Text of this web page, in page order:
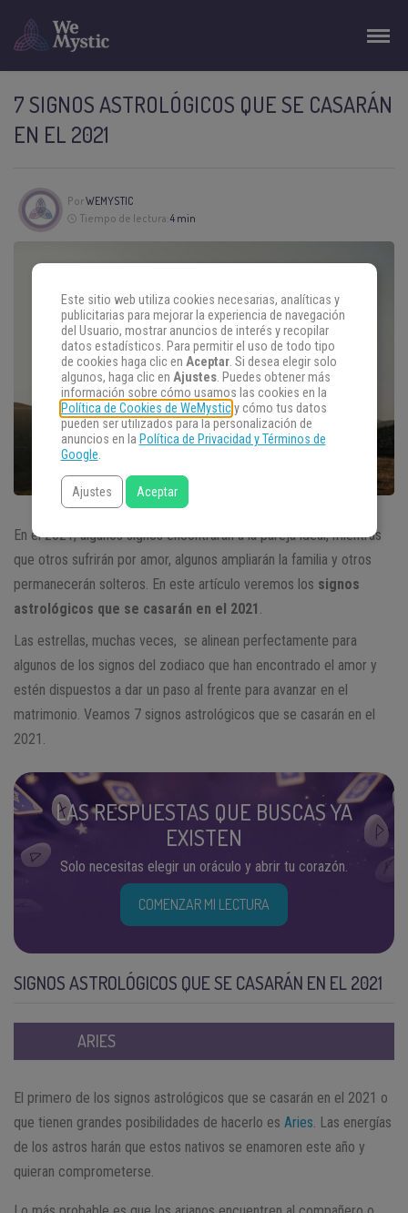
7 SIGNOS ASTROLÓGICOS QUE SE CASARÁN
EN EL 2021
PorWEMYSTIC
Tiempo de lectura:4 min
En el 2021, algunos signos encontrarán a la pareja ideal, mientras
que otros sufrirán por amor, algunos ampliarán la familia y otros
permanecerán solteros. En este artículo veremos los signos
astrológicos que se casarán en el 2021
Las estrellas, muchas veces, se alinean perfectamente para
algunos de los signos del zodiaco que han encontrado el amor y
estén dispuestos a dar un paso al frente para avanzar en el
matrimonio. Veamos 7 signos astrológicos que se casarán en el
2021.
LAS RESPUESTAS QUE BUSCAS YA
EXISTEN
Solo necesitas elegir un oráculo y abrir tu corazón.
COMENZAR MI LECTURA
SIGNOS ASTROLÓGICOS QUE SE CASARÁN EN EL 2021
ARIES
El primero de los signos astrológicos que se casarán en el 2021 o
que tienen grandes posibilidades de hacerlo es Aries . Las energías
de los astros harán que estos nativos se enamoren este año y
quieran comprometerse.
Este sitio web utiliza cookies necesarias, analíticas y
publicitarias para mejorar la experiencia de navegación
del Usuario, mostrar anuncios de interés y recopilar
datos estadísticos. Para permitir el uso de todo tipo
de cookies haga clic en Aceptar. Si desea elegir solo
algunos, haga clic en Ajustes. Puedes obtener más
información sobre cómo usamos las cookies en la
Política de Cookies de WeMysticy cómo tus datos
pueden ser utilizados para la personalización de
anuncios en la Política de Privacidad y Términos de
Google.
Ajustes Aceptar